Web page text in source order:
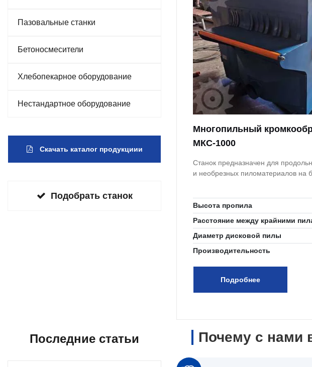
Пазовальные станки
Бетоносмесители
Хлебопекарное оборудование
Нестандартное оборудование
Скачать каталог продукциии
Подобрать станок
Многопильный
МКС-1000
Станок предназначен для
и необрезных пиломатериалов на
Высота пропила
Расстояние между крайними
Диаметр дисковой пилы
Производительность
Подробнее
Последние статьи Почему с нами